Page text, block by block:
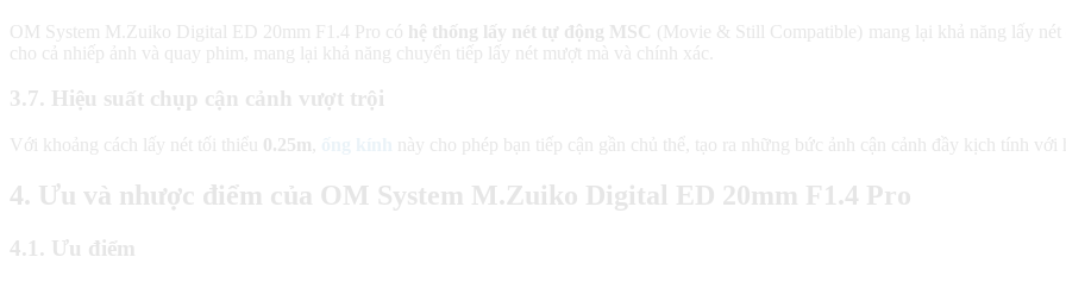
OM System M.Zuiko Digital ED 20mm F1.4 Pro có hệ thống lấy nét tự động MSC
(Movie & Still Compatible) mang lại khả năng lấy
cho cả nhiếp ảnh và quay phim, mang lại khả năng chuyển tiếp lấy nét mượt mà và chính xác.
3.7. Hiệu suất chụp cận cảnh vượt trội
Với khoảng cách lấy nét tối thiểu 0.25m này cho phép bạn tiếp cận gần chủ thể, tạo ra những bức ảnh cận cảnh đầy kịch tính với
4. Ưu và nhược điểm của OM System M.Zuiko Digital ED 20mm F1.4 Pro
4.1. Ưu điểm